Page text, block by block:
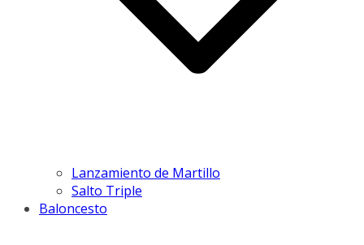
Lanzamiento de Martillo
Salto Triple
Baloncesto